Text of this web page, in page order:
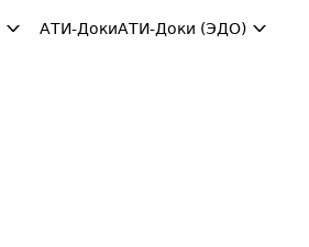
АТИ-ДокиАТИ-Доки (ЭДО)